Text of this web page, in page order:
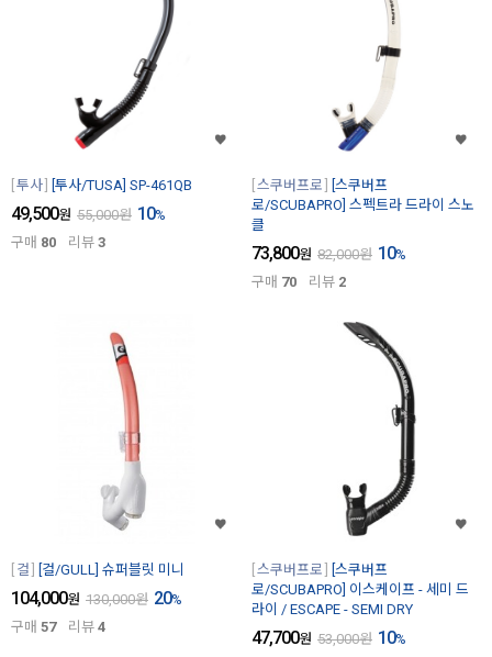
투사 [투사/TUSA] SP-461QB
49,500원 55,000원 10%
구매 80 리뷰 3
스쿠버프로
[스쿠버프
로/SCUBAPRO] 스펙트라 드라이 스노
클
73,800원 82,000원 10%
구매 70 리뷰 2
걸 [걸/GULL] 슈퍼블릿 미니
104,000원 130,000원 20%
구매 57 리뷰 4
스쿠버프로
[스쿠버프
로/SCUBAPRO] 이스케이프 - 세미 드
라이 / ESCAPE - SEMI DRY
47,700원 53,000원 10%